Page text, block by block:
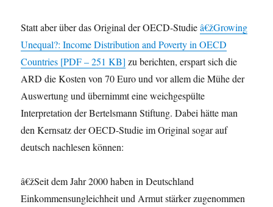
Statt aber über das Original der OECD-Studieâ€žGrowing
Unequal?: Income Distribution and Poverty in OECD
Countries [PDF – 251 KB] zu berichten, erspart sich die
ARD die Kosten von 70 Euro und vor allem die Mühe der
Auswertung und übernimmt eine weichgespülte
Interpretation der Bertelsmann Stiftung. Dabei hätte man
den Kernsatz der OECD-Studie im Original sogar auf
deutsch nachlesen können:
â€žSeit dem Jahr 2000 haben in Deutschland
Einkommensungleichheit und Armut stärker zugenommen